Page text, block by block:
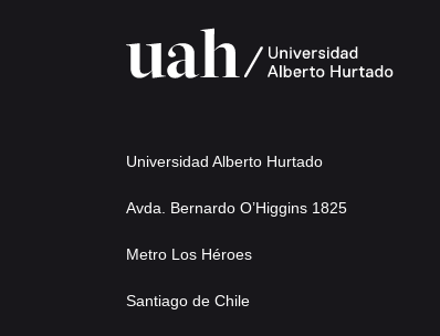
Universidad Alberto Hurtado
Avda. Bernardo O’Higgins 1825
Metro Los Héroes
Santiago de Chile